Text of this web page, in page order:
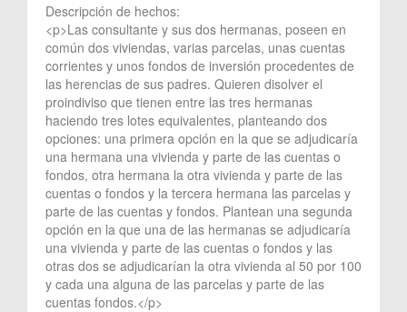
Descripción de hechos:
<p>Las consultante y sus dos hermanas, poseen en
común dos viviendas, varias parcelas, unas cuentas
corrientes y unos fondos de inversión procedentes de
las herencias de sus padres. Quieren disolver el
proindiviso que tienen entre las tres hermanas
haciendo tres lotes equivalentes, planteando dos
opciones: una primera opción en la que se adjudicaría
una hermana una vivienda y parte de las cuentas o
fondos, otra hermana la otra vivienda y parte de las
cuentas o fondos y la tercera hermana las parcelas y
parte de las cuentas y fondos. Plantean una segunda
opción en la que una de las hermanas se adjudicaría
una vivienda y parte de las cuentas o fondos y las
otras dos se adjudicarían la otra vivienda al 50 por 100
y cada una alguna de las parcelas y parte de las
cuentas fondos.</p>